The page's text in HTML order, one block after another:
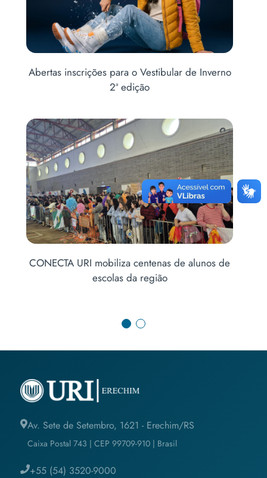
Inverno
de
Comitê de Ética em Pesquisa promove ciclo de
formação continuada
Saúde mental no ambiente profissional é tema
de palestra no Curso de Ciências Contábeis
Av. Sete de Setembro, 1621 - Erechim/RS
Caixa Postal 743 | CEP 99709-910 | Brasil
+55 (54) 3520-9000